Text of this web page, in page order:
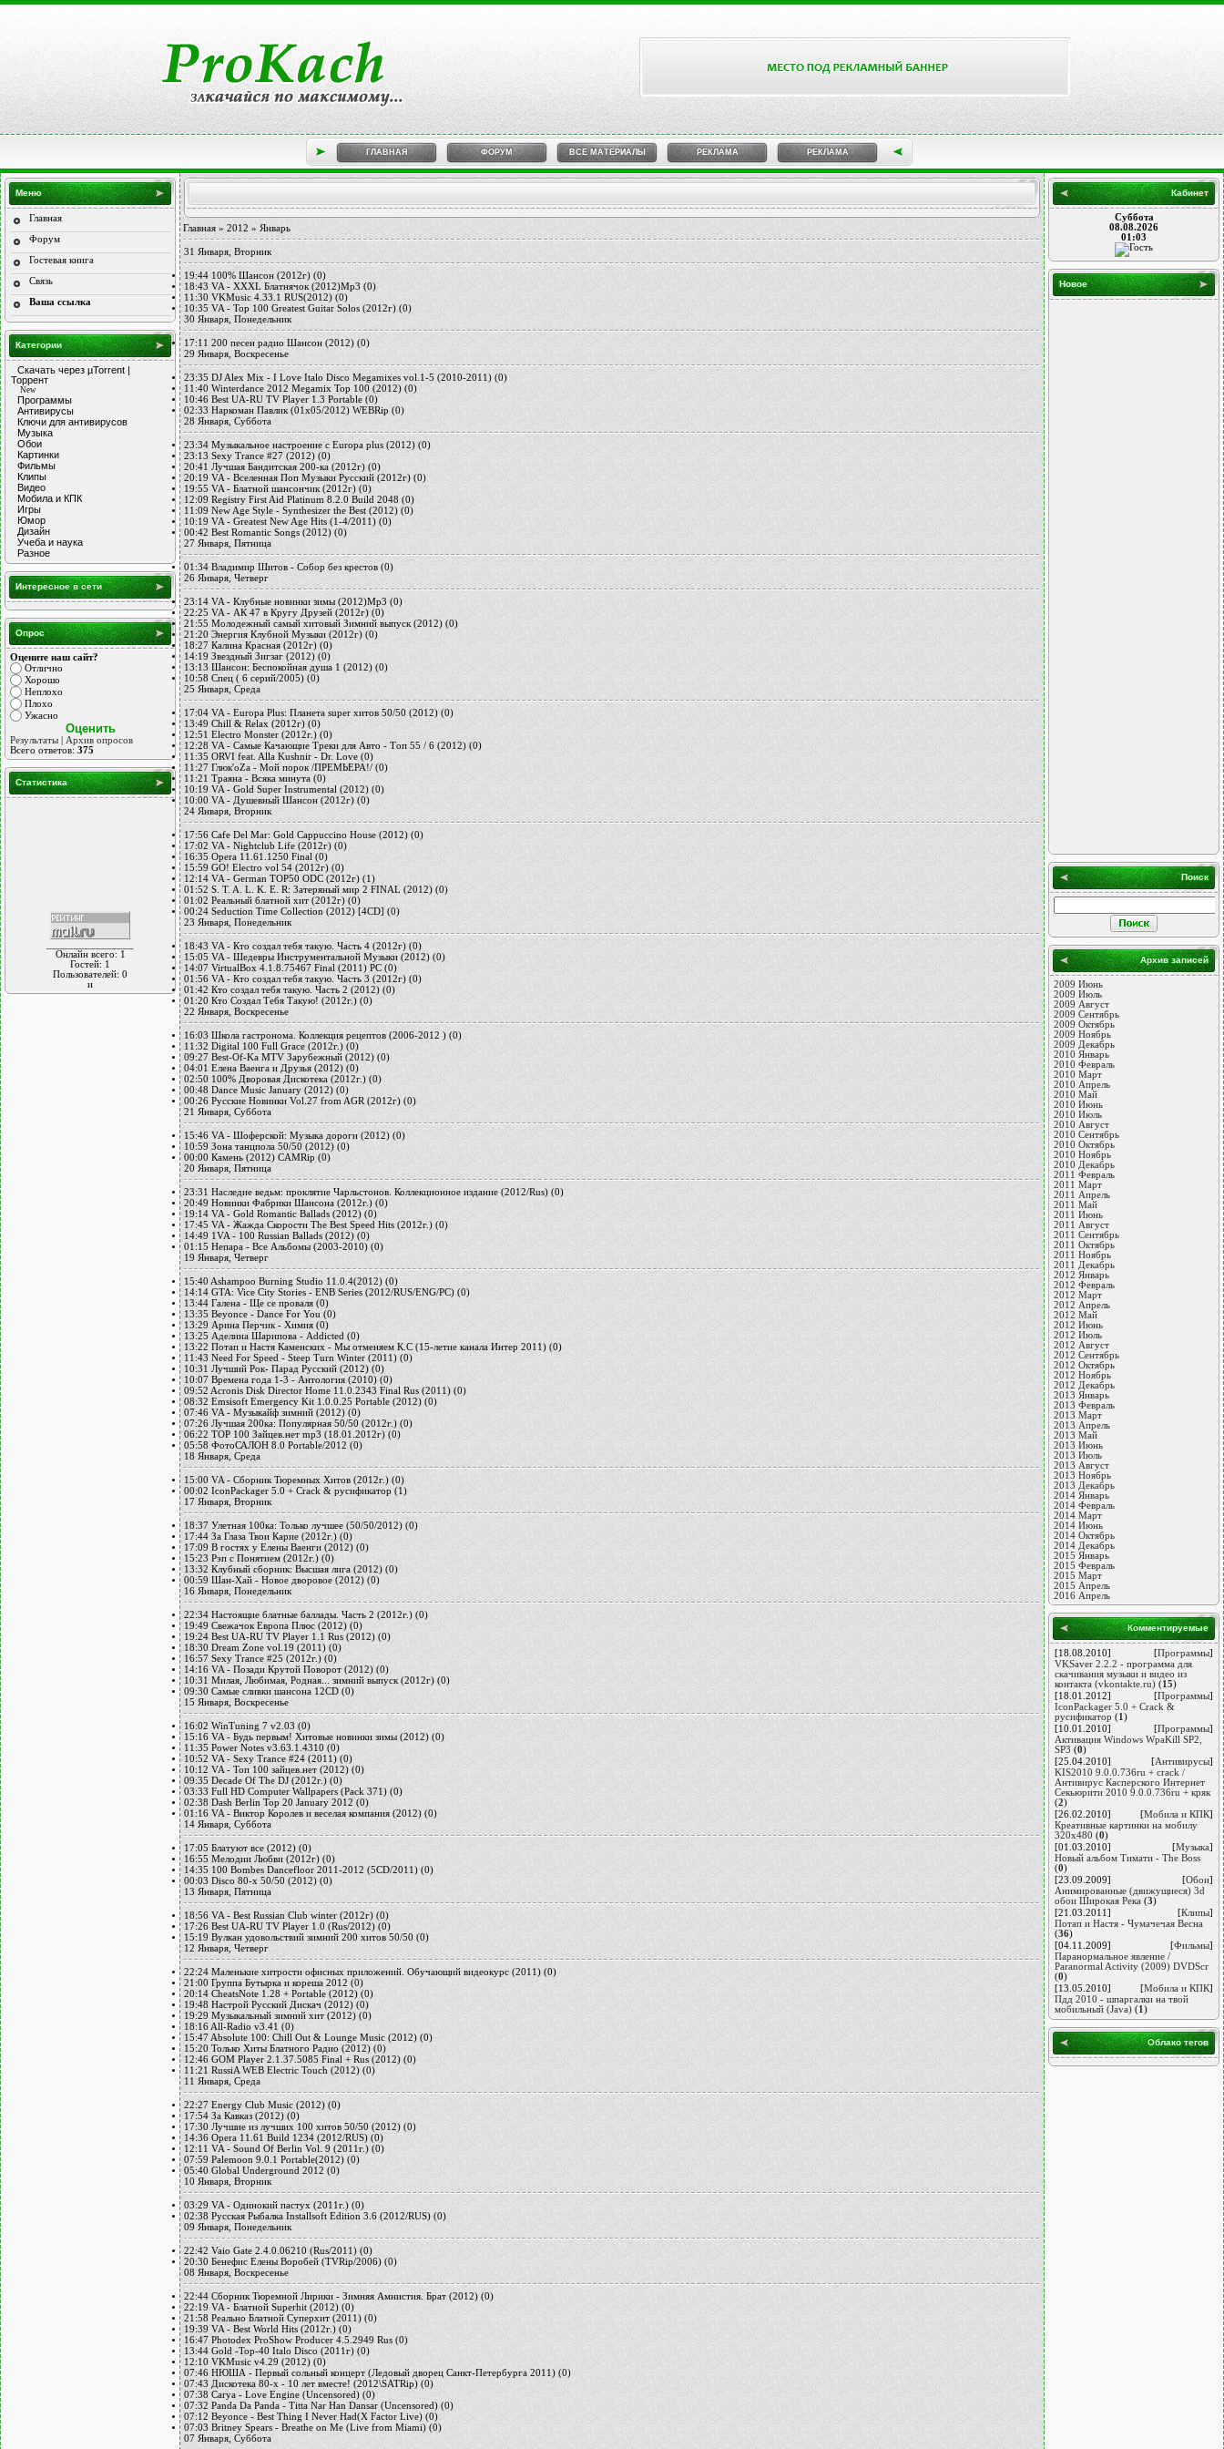
ГЛАВНАЯ ФОРУМ ВСЕ МАТЕРИАЛЫ РЕКЛАМА РЕКЛАМА
Меню
Главная
Форум
Гостевая книга
Связь
Ваша ссылка
Категории
Скачать через µTorrent |
Торрент
New
Программы
Антивирусы
Ключи для антивирусов
Музыка
Обои
Картинки
Фильмы
Клипы
Видео
Мобила и КПК
Игры
Юмор
Дизайн
Учеба и наука
Разное
Интересное в сети
Опрос
Оцените наш сайт?
Отлично
Хорошо
Неплохо
Плохо
Ужасно
Результаты
Архив опросов
Всего ответов: 375
Статистика
Онлайн всего: 1
Гостей: 1
Пользователей: 0
и
Главная » 2012 » Январь
31 Января, Вторник
19:44 100% Шансон (2012г) (0)
18:43 VA - XXXL Блатнячок (2012)Mp3 (0)
11:30 VKMusic 4.33.1 RUS(2012) (0)
10:35 VA - Top 100 Greatest Guitar Solos (2012г) (0)
30 Января, Понедельник
17:11 200 песен радио Шансон (2012) (0)
29 Января, Воскресенье
23:35 DJ Alex Mix - I Love Italo Disco Megamixes vol.1-5 (2010-2011) (0)
11:40 Winterdance 2012 Megamix Top 100 (2012) (0)
10:46 Best UA-RU TV Player 1.3 Portable (0)
02:33 Наркоман Павлик (01x05/2012) WEBRip (0)
28 Января, Суббота
23:34 Музыкальное настроение с Europa plus (2012) (0)
23:13 Sexy Trance #27 (2012) (0)
20:41 Лучшая Бандитская 200-ка (2012г) (0)
20:19 VA - Вселенная Поп Музыки Русский (2012г) (0)
19:55 VA - Блатной шансончик (2012г) (0)
12:09 Registry First Aid Platinum 8.2.0 Build 2048 (0)
11:09 New Age Style - Synthesizer the Best (2012) (0)
10:19 VA - Greatest New Age Hits (1-4/2011) (0)
00:42 Best Romantic Songs (2012) (0)
27 Января, Пятница
01:34 Владимир Шитов - Собор без крестов (0)
26 Января, Четверг
23:14 VA - Клубные новинки зимы (2012)Mp3 (0)
22:25 VA - АК 47 в Кругу Друзей (2012г) (0)
21:55 Молодежный самый хитовый Зимний выпуск (2012) (0)
21:20 Энергия Клубной Музыки (2012г) (0)
18:27 Калина Красная (2012г) (0)
14:19 Звездный Зигзаг (2012) (0)
13:13 Шансон: Беспокойная душа 1 (2012) (0)
10:58 Спец ( 6 серий/2005) (0)
25 Января, Среда
17:04 VA - Europa Plus: Планета super хитов 50/50 (2012) (0)
13:49 Chill & Relax (2012г) (0)
12:51 Electro Monster (2012г.) (0)
12:28 VA - Cамые Качающие Треки для Авто - Tоп 55 / 6 (2012) (0)
11:35 ORVI feat. Alla Kushnir - Dr. Love (0)
11:27 Глюк'oZa - Мой порок /ПРЕМЬЕРА!/ (0)
11:21 Траяна - Всяка минута (0)
10:19 VA - Gold Super Instrumental (2012) (0)
10:00 VA - Душевный Шансон (2012г) (0)
24 Января, Вторник
17:56 Cafe Del Mar: Gold Cappuccino House (2012) (0)
17:02 VA - Nightclub Life (2012г) (0)
16:35 Opera 11.61.1250 Final (0)
15:59 GO! Electro vol 54 (2012г) (0)
12:14 VA - German TOP50 ODC (2012г) (1)
01:52 S. T. A. L. K. E. R: Затеряный мир 2 FINAL (2012) (0)
01:02 Реальный блатной хит (2012г) (0)
00:24 Seduction Time Collection (2012) [4CD] (0)
23 Января, Понедельник
18:43 VA - Кто создал тебя такую. Часть 4 (2012г) (0)
15:05 VA - Шедевры Инструментальной Музыки (2012) (0)
14:07 VirtualBox 4.1.8.75467 Final (2011) PC (0)
01:56 VA - Кто создал тебя такую. Часть 3 (2012г) (0)
01:42 Кто создал тебя такую. Часть 2 (2012) (0)
01:20 Кто Создал Тебя Такую! (2012г.) (0)
22 Января, Воскресенье
16:03 Школа гастронома. Коллекция рецептов (2006-2012 ) (0)
11:32 Digital 100 Full Grace (2012г.) (0)
09:27 Best-Of-Ka MTV Зарубежный (2012) (0)
04:01 Елена Ваенга и Друзья (2012) (0)
02:50 100% Дворовая Дискотека (2012г.) (0)
00:48 Dance Music January (2012) (0)
00:26 Русские Новинки Vol.27 from AGR (2012г) (0)
21 Января, Суббота
15:46 VA - Шоферской: Музыка дороги (2012) (0)
10:59 Зона танцпола 50/50 (2012) (0)
00:00 Камень (2012) CAMRip (0)
20 Января, Пятница
23:31 Наследие ведьм: проклятие Чарльстонов. Коллекционное издание (2012/Rus) (0)
20:49 Новинки Фабрики Шансона (2012г.) (0)
19:14 VA - Gold Romantic Ballads (2012) (0)
17:45 VA - Жажда Скорости The Best Speed Hits (2012г.) (0)
14:49 1VA - 100 Russian Ballads (2012) (0)
01:15 Непара - Все Альбомы (2003-2010) (0)
19 Января, Четверг
15:40 Ashampoo Burning Studio 11.0.4(2012) (0)
14:14 GTA: Vice City Stories - ENB Series (2012/RUS/ENG/PC) (0)
13:44 Галена - Ще се проваля (0)
13:35 Beyonce - Dance For You (0)
13:29 Арина Перчик - Химия (0)
13:25 Аделина Шарипова - Addicted (0)
13:22 Потап и Настя Каменских - Мы отменяем К.С (15-летие канала Интер 2011) (0)
11:43 Need For Speed - Steep Turn Winter (2011) (0)
10:31 Лучший Рок- Парад Русский (2012) (0)
10:07 Времена года 1-3 - Антология (2010) (0)
09:52 Acronis Disk Director Home 11.0.2343 Final Rus (2011) (0)
08:32 Emsisoft Emergency Kit 1.0.0.25 Portable (2012) (0)
07:46 VA - Музыкайф зимний (2012) (0)
07:26 Лучшая 200ка: Популярная 50/50 (2012г.) (0)
06:22 TOP 100 Зайцев.нет mp3 (18.01.2012г) (0)
05:58 ФотоСАЛОН 8.0 Portable/2012 (0)
18 Января, Среда
15:00 VA - Сборник Тюремных Хитов (2012г.) (0)
00:02 IconPackager 5.0 + Crack & русификатор (1)
17 Января, Вторник
18:37 Улетная 100ка: Только лучшее (50/50/2012) (0)
17:44 За Глаза Твои Карие (2012г.) (0)
17:09 В гостях у Елены Ваенги (2012) (0)
15:23 Рэп с Понятием (2012г.) (0)
13:32 Клубный сборник: Высшая лига (2012) (0)
00:59 Шан-Хай - Новое дворовое (2012) (0)
16 Января, Понедельник
22:34 Настоящие блатные баллады. Часть 2 (2012г.) (0)
19:49 Свежачок Европа Плюс (2012) (0)
19:24 Best UA-RU TV Player 1.1 Rus (2012) (0)
18:30 Dream Zone vol.19 (2011) (0)
16:57 Sexy Trance #25 (2012г.) (0)
14:16 VA - Позади Крутой Поворот (2012) (0)
10:31 Милая, Любимая, Родная... зимний выпуск (2012г) (0)
09:30 Самые сливки шансона 12CD (0)
15 Января, Воскресенье
16:02 WinTuning 7 v2.03 (0)
15:16 VA - Будь первым! Хитовые новинки зимы (2012) (0)
11:35 Power Notes v3.63.1.4310 (0)
10:52 VA - Sexy Trance #24 (2011) (0)
10:12 VA - Топ 100 зайцев.нет (2012) (0)
09:35 Decade Of The DJ (2012г.) (0)
03:33 Full HD Computer Wallpapers (Pack 371) (0)
02:38 Dash Berlin Top 20 January 2012 (0)
01:16 VA - Виктор Королев и веселая компания (2012) (0)
14 Января, Суббота
17:05 Блатуют все (2012) (0)
16:55 Мелодии Любви (2012г) (0)
14:35 100 Bombes Dancefloor 2011-2012 (5CD/2011) (0)
00:03 Disco 80-х 50/50 (2012) (0)
13 Января, Пятница
18:56 VA - Best Russian Club winter (2012г) (0)
17:26 Best UA-RU TV Player 1.0 (Rus/2012) (0)
15:19 Вулкан удовольствий зимний 200 хитов 50/50 (0)
12 Января, Четверг
22:24 Маленькие хитрости офисных приложений. Обучающий видеокурс (2011) (0)
21:00 Группа Бутырка и кореша 2012 (0)
20:14 CheatsNote 1.28 + Portable (2012) (0)
19:48 Настрой Русский Дискач (2012) (0)
19:29 Музыкальный зимний хит (2012) (0)
18:16 All-Radio v3.41 (0)
15:47 Absolute 100: Chill Out & Lounge Music (2012) (0)
15:20 Только Хиты Блатного Радио (2012) (0)
12:46 GOM Player 2.1.37.5085 Final + Rus (2012) (0)
11:21 RussiA WEB Electric Touch (2012) (0)
11 Января, Среда
22:27 Energy Club Music (2012) (0)
17:54 За Кавказ (2012) (0)
17:30 Лучшие из лучших 100 хитов 50/50 (2012) (0)
14:36 Opera 11.61 Build 1234 (2012/RUS) (0)
12:11 VA - Sound Of Berlin Vol. 9 (2011г.) (0)
07:59 Palemoon 9.0.1 Portable(2012) (0)
05:40 Global Underground 2012 (0)
10 Января, Вторник
03:29 VA - Одинокий пастух (2011г.) (0)
02:38 Русская Рыбалка Installsoft Edition 3.6 (2012/RUS) (0)
09 Января, Понедельник
22:42 Vaio Gate 2.4.0.06210 (Rus/2011) (0)
20:30 Бенефис Елены Воробей (TVRip/2006) (0)
08 Января, Воскресенье
22:44 Сборник Тюремной Лирики - Зимняя Амнистия. Брат (2012) (0)
22:19 VA - Блатной Superhit (2012) (0)
21:58 Реально Блатной Суперхит (2011) (0)
19:39 VA - Best World Hits (2012г.) (0)
16:47 Photodex ProShow Producer 4.5.2949 Rus (0)
13:44 Gold -Top-40 Italo Disco (2011г) (0)
12:10 VKMusic v4.29 (2012) (0)
07:46 НЮША - Первый сольный концерт (Ледовый дворец Санкт-Петербурга 2011) (0)
07:43 Дискотека 80-х - 10 лет вместе! (2012\SATRip) (0)
07:38 Carya - Love Engine (Uncensored) (0)
07:32 Panda Da Panda - Titta Nar Han Dansar (Uncensored) (0)
07:12 Beyonce - Best Thing I Never Had(X Factor Live) (0)
07:03 Britney Spears - Breathe on Me (Live from Miami) (0)
07 Января, Суббота
Кабинет
Суббота
08.08.2026
01:03
Новое
Поиск
Архив записей
2009 Июнь
2009 Июль
2009 Август
2009 Сентябрь
2009 Октябрь
2009 Ноябрь
2009 Декабрь
2010 Январь
2010 Февраль
2010 Март
2010 Апрель
2010 Май
2010 Июнь
2010 Июль
2010 Август
2010 Сентябрь
2010 Октябрь
2010 Ноябрь
2010 Декабрь
2011 Февраль
2011 Март
2011 Апрель
2011 Май
2011 Июнь
2011 Август
2011 Сентябрь
2011 Октябрь
2011 Ноябрь
2011 Декабрь
2012 Январь
2012 Февраль
2012 Март
2012 Апрель
2012 Май
2012 Июнь
2012 Июль
2012 Август
2012 Сентябрь
2012 Октябрь
2012 Ноябрь
2012 Декабрь
2013 Январь
2013 Февраль
2013 Март
2013 Апрель
2013 Май
2013 Июнь
2013 Июль
2013 Август
2013 Ноябрь
2013 Декабрь
2014 Январь
2014 Февраль
2014 Март
2014 Июнь
2014 Октябрь
2014 Декабрь
2015 Январь
2015 Февраль
2015 Март
2015 Апрель
2016 Апрель
Комментируемые
[18.08.2010] [Программы]
VKSaver 2.2.2 - программа для
скачивания музыки и видео из
контакта (vkontakte.ru) (15)
[18.01.2012]
[Программы]
IconPackager 5.0 + Crack &
русификатор (1 )
[10.01.2010]
[Программы]
Активация Windows WpaKill SP2,
SP3 (0)
[25.04.2010]
[Антивирусы]
KIS2010 9.0.0.736ru + сrack /
Антивирус Касперского Интернет
Секьюрити 2010 9.0.0.736ru + кряк
(2)
[26.02.2010]
[Мобила и КПК]
Креативные картинки на мобилу
320х480 (0)
[01.03.2010]
[Музыка]
Новый альбом Тимати - The Boss
(0)
[23.09.2009]
[Обои]
Анимированные (движущиеся) 3d
обои Широкая Река (3)
[21.03.2011]
[Клипы]
Потап и Настя - Чумачечая Весна
(36)
[04.11.2009]
[Фильмы]
Паранормальное явление /
Paranormal Activity (2009) DVDScr
(0)
[13.05.2010]
[Мобила и КПК]
Пдд 2010 - шпаргалки на твой
мобильный (Java) (1 )
Облако тегов